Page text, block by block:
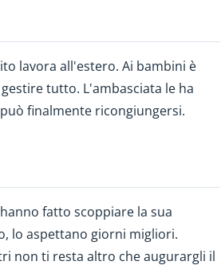
lavora all'estero. Ai bambini è
tutto. L'ambasciata le ha
finalmente ricongiungersi.
fatto scoppiare la sua
lo aspettano giorni migliori.
non ti resta altro che augurargli il